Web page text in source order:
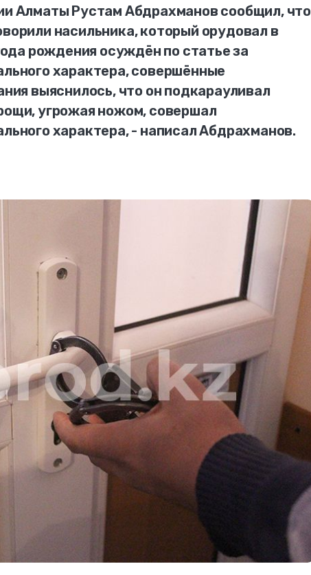
Алматы Рустам Абдрахманов сообщил, что
насильника, который орудовал в
рождения осуждён по статье за
характера, совершённые
выяснилось, что он подкарауливал
угрожая ножом, совершал
характера, - написал Абдрахманов.